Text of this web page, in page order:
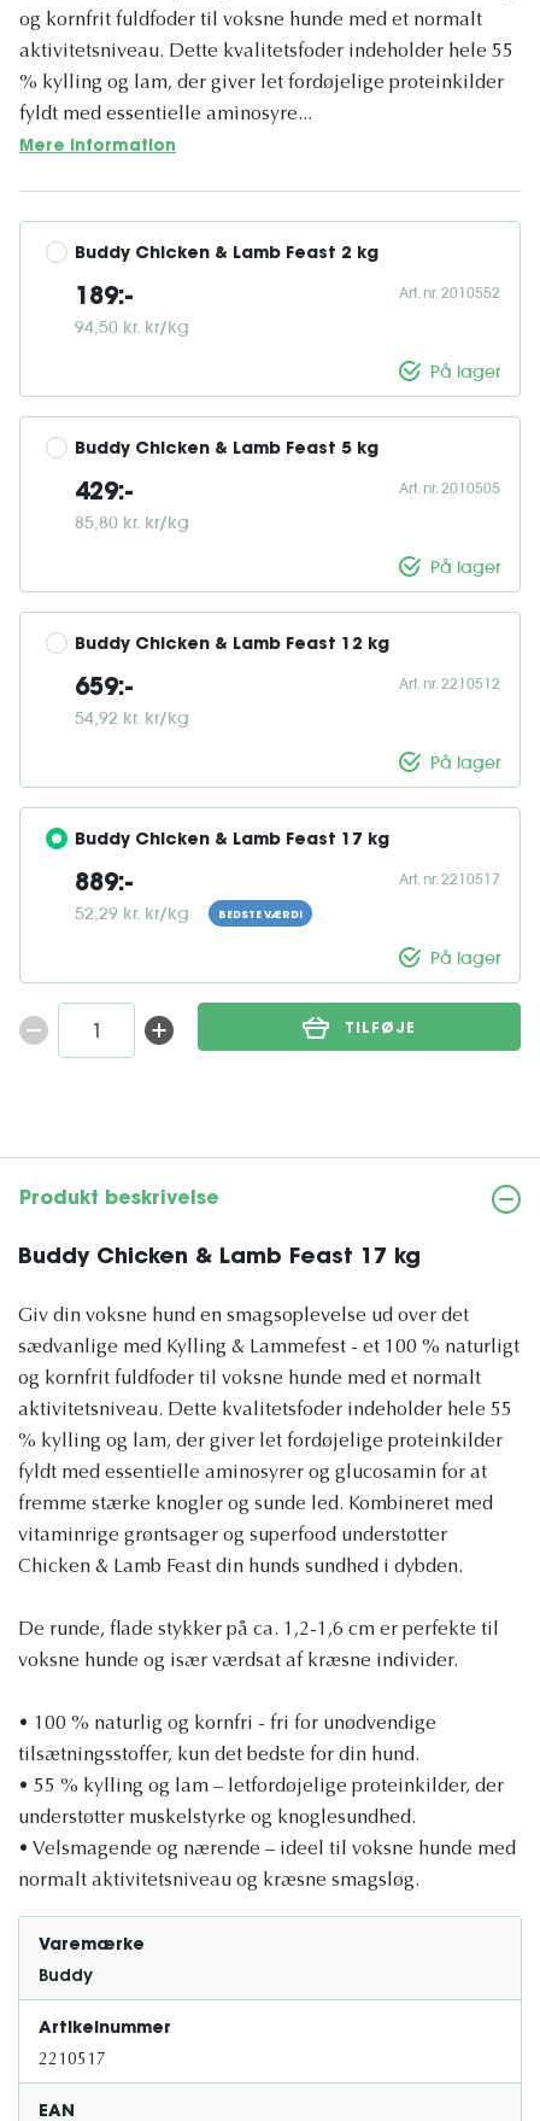
og kornfrit fuldfoder til voksne hunde med et normalt
aktivitetsniveau. Dette kvalitetsfoder indeholder hele 55
% kylling og lam, der giver let fordøjelige proteinkilder
fyldt med essentielle aminosyre...
Mere information
Buddy Chicken & Lamb Feast 2 kg
189:-
94,50 kr. kr/kg
Art. nr. 2010552
På lager
Buddy Chicken & Lamb Feast 5 kg
429:-
85,80 kr. kr/kg
Art. nr. 2010505
På lager
Buddy Chicken & Lamb Feast 12 kg
659:-
54,92 kr. kr/kg
Art. nr. 2210512
På lager
Buddy Chicken & Lamb Feast 17 kg
889:-
52,29 kr. kr/kg BEDSTE VÆRDI
Art. nr. 2210517
På lager
TILFØJE
Produkt beskrivelse
Buddy Chicken & Lamb Feast 17 kg
Giv din voksne hund en smagsoplevelse ud over det
sædvanlige med Kylling & Lammefest - et 100 % naturligt
og kornfrit fuldfoder til voksne hunde med et normalt
aktivitetsniveau. Dette kvalitetsfoder indeholder hele 55
% kylling og lam, der giver let fordøjelige proteinkilder
fyldt med essentielle aminosyrer og glucosamin for at
fremme stærke knogler og sunde led. Kombineret med
vitaminrige grøntsager og superfood understøtter
Chicken & Lamb Feast din hunds sundhed i dybden.
De runde, flade stykker på ca. 1,2-1,6 cm er perfekte til
voksne hunde og især værdsat af kræsne individer.
• 100 % naturlig og kornfri - fri for unødvendige
tilsætningsstoffer, kun det bedste for din hund.
• 55 % kylling og lam – letfordøjelige proteinkilder, der
understøtter muskelstyrke og knoglesundhed.
• Velsmagende og nærende – ideel til voksne hunde med
normalt aktivitetsniveau og kræsne smagsløg.
Varemærke
Buddy
Artikelnummer
2210517
EAN